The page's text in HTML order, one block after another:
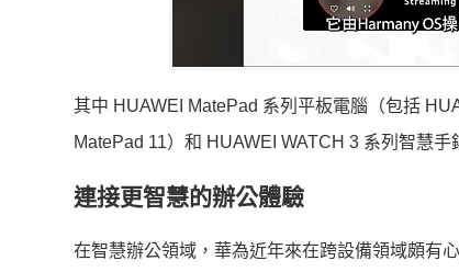
其中 HUAWEI MatePad 系列平板電腦（包括
MatePad 11）和 HUAWEI WATCH 3 系列智慧
連接更智慧的辦公體驗
在智慧辦公領域，華為近年來在跨設備領域頗有